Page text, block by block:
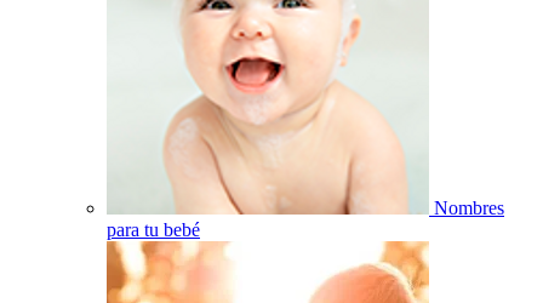
Nombres
para tu bebé